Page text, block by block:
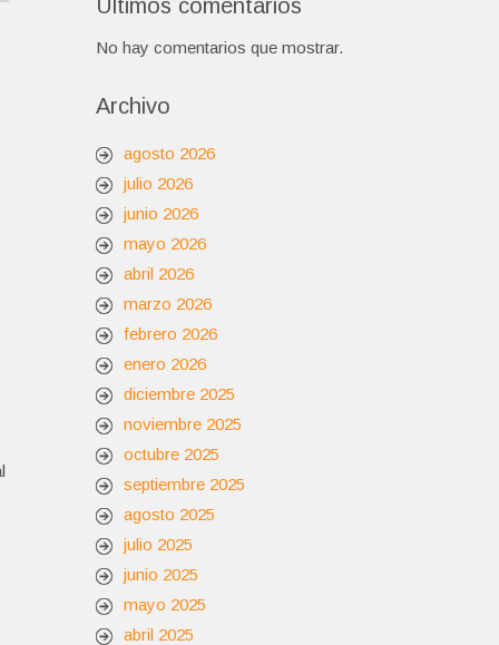
Últimos comentarios
No hay comentarios que mostrar.
Archivo
agosto 2026
julio 2026
junio 2026
mayo 2026
abril 2026
marzo 2026
febrero 2026
enero 2026
diciembre 2025
noviembre 2025
octubre 2025
septiembre 2025
agosto 2025
julio 2025
junio 2025
mayo 2025
abril 2025